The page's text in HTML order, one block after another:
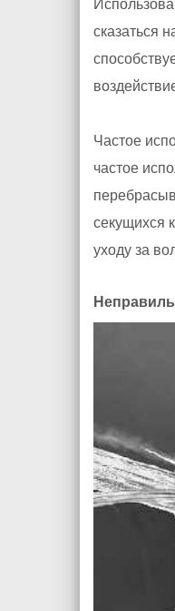
сказаться
Частое
частое
секущихся
уходу за